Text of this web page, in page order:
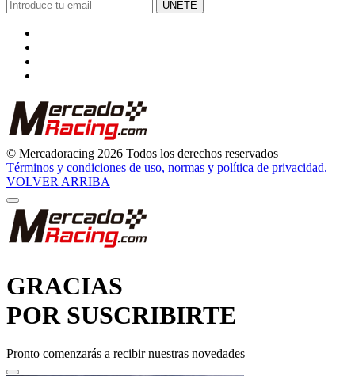
ÚNETE
© Mercadoracing 2026 Todos los derechos reservados
Términos y condiciones de uso, normas y política de privacidad.
VOLVER ARRIBA
GRACIAS
POR SUSCRIBIRTE
Pronto comenzarás a recibir nuestras novedades